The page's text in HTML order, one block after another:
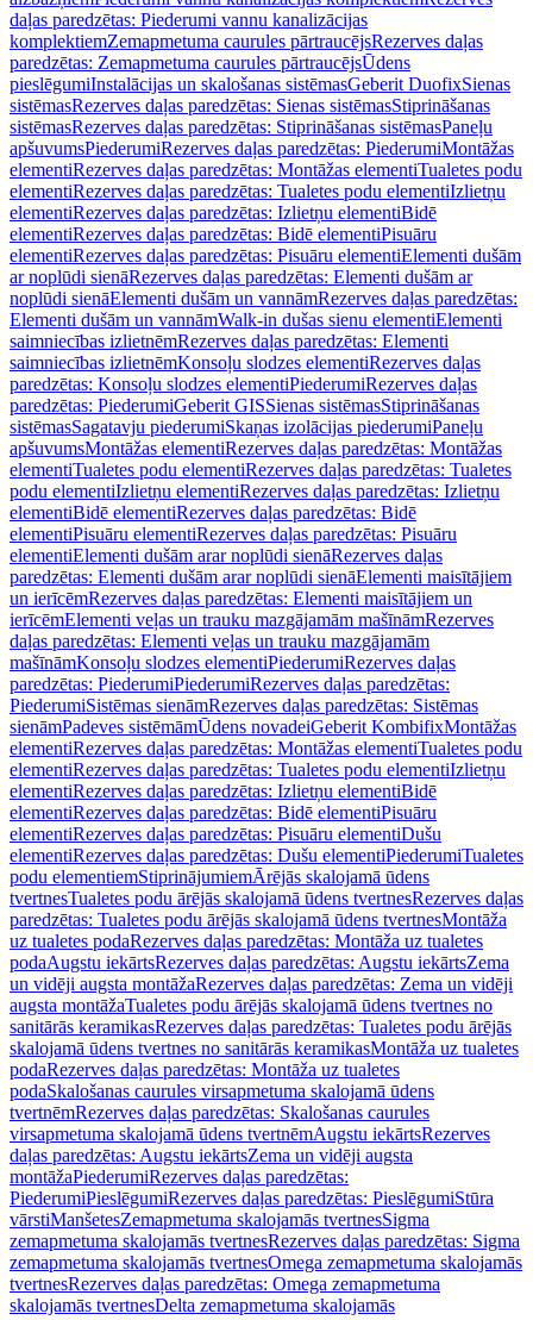
daļas paredzētas: Piederumi vannu kanalizācijas
komplektiemZemapmetuma caurules pārtraucējsRezerves daļas
paredzētas: Zemapmetuma caurules pārtraucējsŪdens
pieslēgumiInstalācijas un skalošanas sistēmasGeberit DuofixSienas
sistēmasRezerves daļas paredzētas: Sienas sistēmasStiprināšanas
sistēmasRezerves daļas paredzētas: Stiprināšanas sistēmasPaneļu
apšuvumsPiederumiRezerves daļas paredzētas: PiederumiMontāžas
elementiRezerves daļas paredzētas: Montāžas elementiTualetes podu
elementiRezerves daļas paredzētas: Tualetes podu elementiIzlietņu
elementiRezerves daļas paredzētas: Izlietņu elementiBidē
elementiRezerves daļas paredzētas: Bidē elementiPisuāru
elementiRezerves daļas paredzētas: Pisuāru elementiElementi dušām
ar noplūdi sienāRezerves daļas paredzētas: Elementi dušām ar
noplūdi sienāElementi dušām un vannāmRezerves daļas paredzētas:
Elementi dušām un vannāmWalk-in dušas sienu elementiElementi
saimniecības izlietnēmRezerves daļas paredzētas: Elementi
saimniecības izlietnēmKonsoļu slodzes elementiRezerves daļas
paredzētas: Konsoļu slodzes elementiPiederumiRezerves daļas
paredzētas: PiederumiGeberit GISSienas sistēmasStiprināšanas
sistēmasSagatavju piederumiSkaņas izolācijas piederumiPaneļu
apšuvumsMontāžas elementiRezerves daļas paredzētas: Montāžas
elementiTualetes podu elementiRezerves daļas paredzētas: Tualetes
podu elementiIzlietņu elementiRezerves daļas paredzētas: Izlietņu
elementiBidē elementiRezerves daļas paredzētas: Bidē
elementiPisuāru elementiRezerves daļas paredzētas: Pisuāru
elementiElementi dušām arar noplūdi sienāRezerves daļas
paredzētas: Elementi dušām arar noplūdi sienāElementi maisītājiem
un ierīcēmRezerves daļas paredzētas: Elementi maisītājiem un
ierīcēmElementi veļas un trauku mazgājamām mašīnāmRezerves
daļas paredzētas: Elementi veļas un trauku mazgājamām
mašīnāmKonsoļu slodzes elementiPiederumiRezerves daļas
paredzētas: PiederumiPiederumiRezerves daļas paredzētas:
PiederumiSistēmas sienāmRezerves daļas paredzētas: Sistēmas
sienāmPadeves sistēmāmŪdens novadeiGeberit KombifixMontāžas
elementiRezerves daļas paredzētas: Montāžas elementiTualetes podu
elementiRezerves daļas paredzētas: Tualetes podu elementiIzlietņu
elementiRezerves daļas paredzētas: Izlietņu elementiBidē
elementiRezerves daļas paredzētas: Bidē elementiPisuāru
elementiRezerves daļas paredzētas: Pisuāru elementiDušu
elementiRezerves daļas paredzētas: Dušu elementiPiederumiTualetes
podu elementiemStiprinājumiemĀrējās skalojamā ūdens
tvertnesTualetes podu ārējās skalojamā ūdens tvertnesRezerves daļas
paredzētas: Tualetes podu ārējās skalojamā ūdens tvertnesMontāža
uz tualetes podaRezerves daļas paredzētas: Montāža uz tualetes
podaAugstu iekārtsRezerves daļas paredzētas: Augstu iekārtsZema
un vidēji augsta montāžaRezerves daļas paredzētas: Zema un vidēji
augsta montāžaTualetes podu ārējās skalojamā ūdens tvertnes no
sanitārās keramikasRezerves daļas paredzētas: Tualetes podu ārējās
skalojamā ūdens tvertnes no sanitārās keramikasMontāža uz tualetes
podaRezerves daļas paredzētas: Montāža uz tualetes
podaSkalošanas caurules virsapmetuma skalojamā ūdens
tvertnēmRezerves daļas paredzētas: Skalošanas caurules
virsapmetuma skalojamā ūdens tvertnēmAugstu iekārtsRezerves
daļas paredzētas: Augstu iekārtsZema un vidēji augsta
montāžaPiederumiRezerves daļas paredzētas:
PiederumiPieslēgumiRezerves daļas paredzētas: PieslēgumiStūra
vārstiManšetesZemapmetuma skalojamās tvertnesSigma
zemapmetuma skalojamās tvertnesRezerves daļas paredzētas: Sigma
zemapmetuma skalojamās tvertnesOmega zemapmetuma skalojamās
tvertnesRezerves daļas paredzētas: Omega zemapmetuma
skalojamās tvertnesDelta zemapmetuma skalojamās